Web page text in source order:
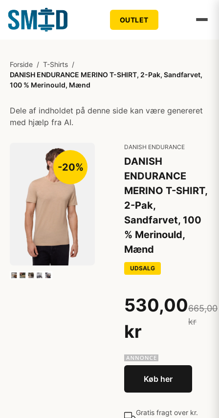
OUTLET
Forside / T-Shirts /
DANISH ENDURANCE MERINO T-SHIRT, 2-Pak, Sandfarvet,
100 % Merinould, Mænd
Dele af indholdet på denne side kan være genereret
med hjælp fra AI.
-20%
DANISH ENDURANCE
DANISH
ENDURANCE
MERINO T-SHIRT,
2-Pak,
Sandfarvet, 100
% Merinould,
Mænd
UDSALG
530,00
kr
665,00
kr
Køb her
Gratis fragt over kr.